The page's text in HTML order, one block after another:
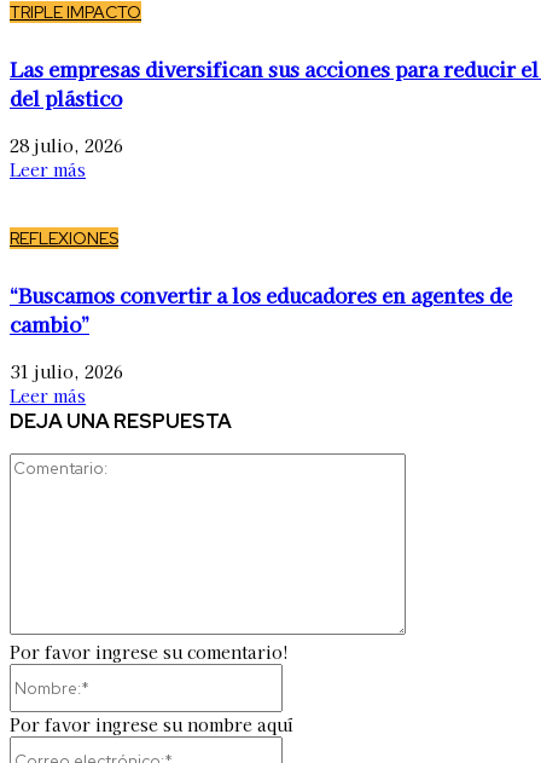
TRIPLE IMPACTO
Las empresas diversifican sus acciones para reducir
del plástico
28 julio, 2026
Leer más
REFLEXIONES
“Buscamos convertir a los educadores en agentes de
cambio”
31 julio, 2026
Leer más
DEJA UNA RESPUESTA
Por favor ingrese su comentario!
Por favor ingrese su nombre aquí